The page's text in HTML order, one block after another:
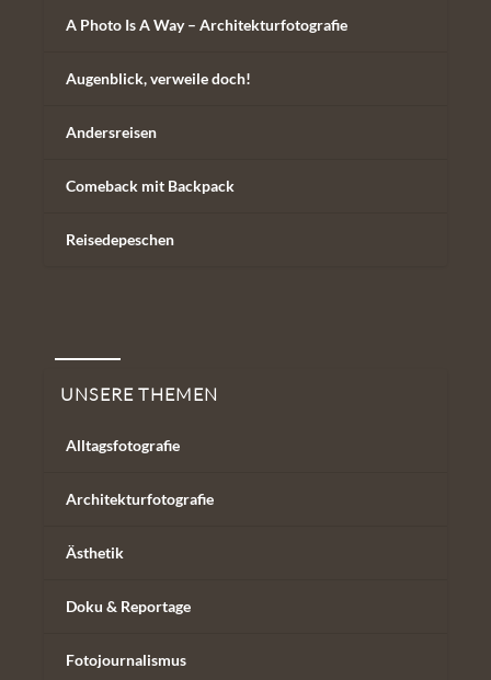
A Photo Is A Way – Architekturfotografie
Augenblick, verweile doch!
Andersreisen
Comeback mit Backpack
Reisedepeschen
UNSERE THEMEN
Alltagsfotografie
Architekturfotografie
Ästhetik
Doku & Reportage
Fotojournalismus